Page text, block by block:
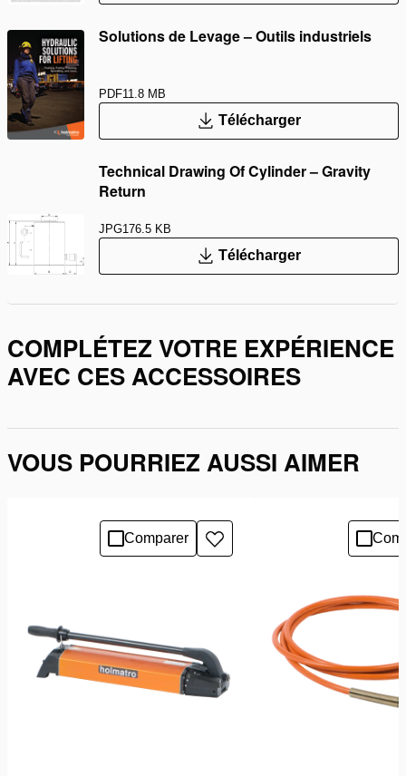
Solutions de Levage – Outils industriels
PDF11.8 MB
Télécharger
Technical Drawing Of Cylinder – Gravity
Return
JPG176.5 KB
Télécharger
COMPLÉTEZ VOTRE EXPÉRIENCE
AVEC CES ACCESSOIRES
VOUS POURRIEZ AUSSI AIMER
Comparer
Ajouter
à